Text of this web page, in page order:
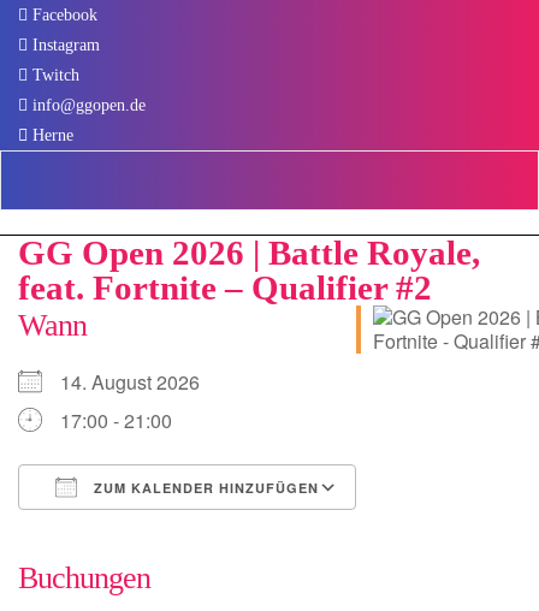
Skip
content
Facebook
Instagram
Twitch
info@ggopen.de
Herne
GG Open 2026 | Battle Royale,
feat. Fortnite – Qualifier #2
Wann
14. August 2026
17:00 - 21:00
ZUM KALENDER HINZUFÜGEN
Buchungen